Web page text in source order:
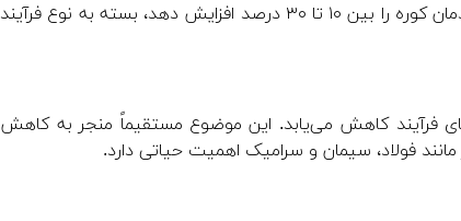
در بسیاری از طراحی‌های صنعتی، استفاده از رکوپراتور می‌تواند راندمان کوره را بین ۱۰ تا ۳۰ درصد افزایش دهد، بسته به نوع فرآیند
فرآیند کاهش می‌یابد. این موضوع مستقیماً منجر به کاهش
فولاد، سیمان و سرامیک اهمیت حیاتی دارد.